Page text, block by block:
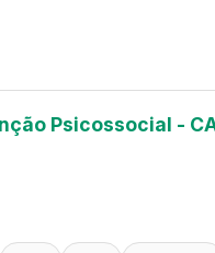
Psicossocial -